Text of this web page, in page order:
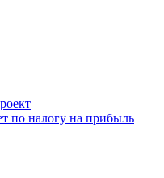
по налогу на прибыль